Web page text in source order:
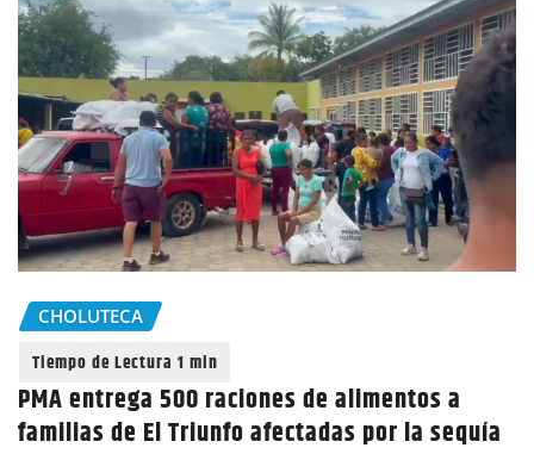
CHOLUTECA
PMA entrega 500 raciones de alimentos a
familias de El Triunfo afectadas por la sequía